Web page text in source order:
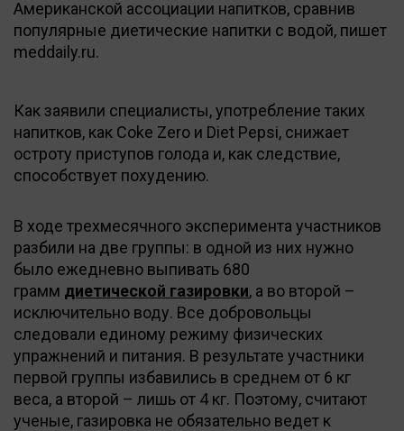
Американской ассоциации напитков, сравнив
популярные диетические напитки с водой, пишет
meddaily.ru.
Как заявили специалисты, употребление таких
напитков, как Coke Zero и Diet Pepsi, снижает
остроту приступов голода и, как следствие,
способствует похудению.
В ходе трехмесячного эксперимента участников
разбили на две группы: в одной из них нужно
было ежедневно выпивать 680
грамм диетической газировки, а во второй –
исключительно воду. Все добровольцы
следовали единому режиму физических
упражнений и питания. В результате участники
первой группы избавились в среднем от 6 кг
веса, а второй – лишь от 4 кг. Поэтому, считают
ученые, газировка не обязательно ведет к